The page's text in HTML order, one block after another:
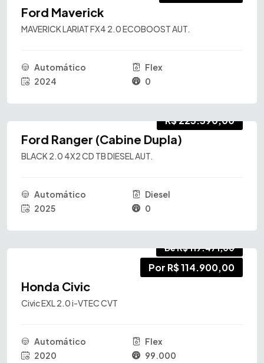
Ford Maverick
MAVERICK LARIAT FX4 2.0 ECOBOOST AUT.
Automático
Flex
2024
0
R$ 223.390,00
Ford Ranger (Cabine Dupla)
BLACK 2.0 4X2 CD TB DIESEL AUT.
Automático
Diesel
2025
0
De R$ 119.471,00
Por R$ 114.900,00
Honda Civic
Civic EXL 2.0 i-VTEC CVT
Automático
Flex
2020
99.000